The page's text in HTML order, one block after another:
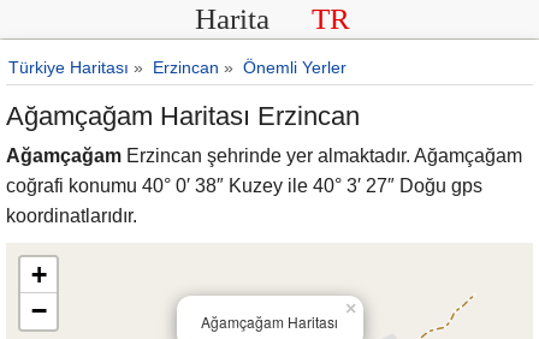
Harita TR
Türkiye Haritası » Erzincan » Önemli Yerler
Ağamçağam Haritası Erzincan
Ağamçağam Erzincan şehrinde yer almaktadır. Ağamçağam
coğrafi konumu 40° 0′ 38″ Kuzey ile 40° 3′ 27″ Doğu gps
koordinatlarıdır.
Ağamçağam Haritası
×
+
−